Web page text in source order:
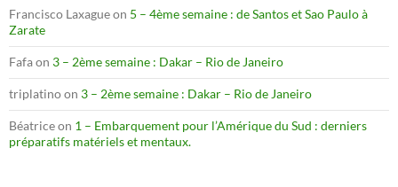
Francisco Laxagueon 5 – 4ème semaine : de Santos et Sao Paulo à
Zarate
Fafaon 3 – 2ème semaine : Dakar – Rio de Janeiro
triplatinoon 3 – 2ème semaine : Dakar – Rio de Janeiro
Béatriceon 1 – Embarquement pour l’Amérique du Sud : derniers
préparatifs matériels et mentaux.